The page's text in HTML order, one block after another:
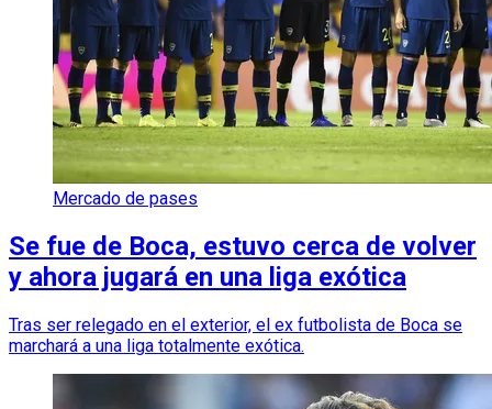
Mercado de pases
Se fue de Boca, estuvo cerca de volver
y ahora jugará en una liga exótica
Tras ser relegado en el exterior, el ex futbolista de Boca se
marchará a una liga totalmente exótica.